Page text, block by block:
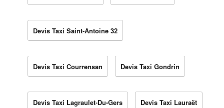
Devis Taxi Saint-Antoine 32
Devis Taxi Courrensan Devis Taxi Gondrin
Devis Taxi Lagraulet-Du-Gers Devis Taxi Lauraët